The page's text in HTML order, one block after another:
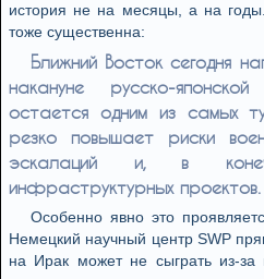
история не на месяцы, а на
тоже существенна:
Ближний Восток сегодня
накануне русско-
остается одним из самых
резко повышает риски
эскалаций и, в
инфраструктурных проектов.
Особенно явно это
Немецкий научный центр SWP
на Ирак может не сыграть из-за